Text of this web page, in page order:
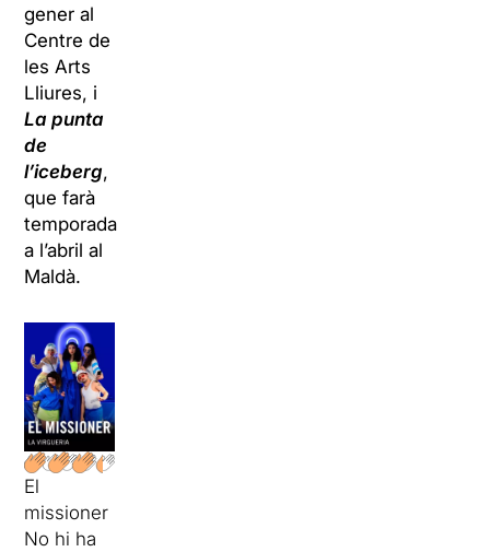
gener al
Centre de
les Arts
Lliures, i
La punta
de
l’iceberg,
que farà
temporada
a l’abril al
Maldà.
El
missioner
No hi ha